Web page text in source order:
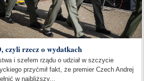
czyli rzecz o wydatkach
i szefem rządu o udział w szczycie
przyćmił fakt, że premier Czech Andrej
w najbliższy...